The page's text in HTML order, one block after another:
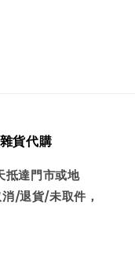
貨代購
抵達門市或地
/退貨/未取件，